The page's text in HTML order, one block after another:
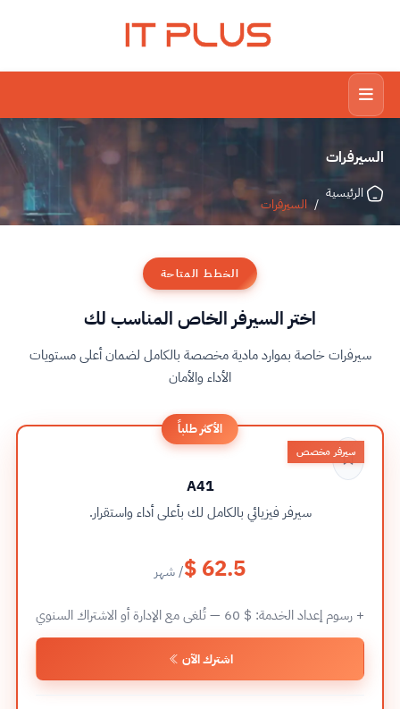
IT PLUS
السيرفرات
الرئيسية
/ السيرفرات
الخطط المتاحة
اختر السيرفر الخاص المناسب لك
سيرفرات خاصة بموارد مادية مخصصة بالكامل لضمان أعلى مستويات
الأداء والأمان
الأكثر طلباً
سيرفر مخصص
A41
سيرفر فيزيائي بالكامل لك بأعلى أداء واستقرار.
$ 62.5/ شهر
+ رسوم إعداد الخدمة: 60 $ — تُلغى مع الإدارة أو الاشتراك السنوي
اشترك الآن